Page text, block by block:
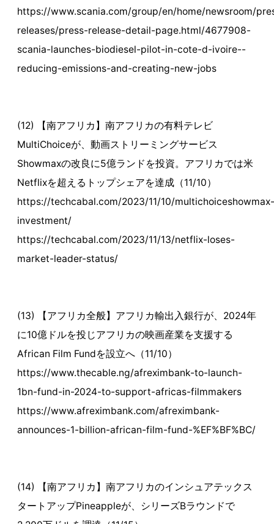
https://www.scania.com/group/en/home/newsroom/
releases/press-release-detail-page.html/4677908-
scania-launches-biodiesel-pilot-in-cote-d-ivoire--
reducing-emissions-and-creating-new-jobs
(12) 【南アフリカ】南アフリカの有料テレビ
MultiChoiceが、動画ストリーミングサービス
Showmaxの改良に5億ランドを投資。アフリカでは米
Netflixを超えるトップシェアを達成（11/10）
https://techcabal.com/2023/11/10/multichoiceshowmax-
investment/
https://techcabal.com/2023/11/13/netflix-loses-
market-leader-status/
(13) 【アフリカ全般】アフリカ輸出入銀行が、2024年
に10億ドルを投じアフリカの映画産業を支援する
African Film Fundを設立へ（11/10）
https://www.thecable.ng/afreximbank-to-launch-
1bn-fund-in-2024-to-support-africas-filmmakers
https://www.afreximbank.com/afreximbank-
announces-1-billion-african-film-fund-%EF%BF%BC/
(14) 【南アフリカ】南アフリカのインシュアテックス
タートアップPineappleが、シリーズBラウンドで